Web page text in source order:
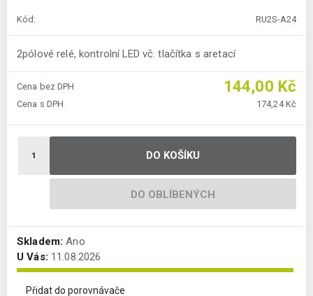
Kód: RU2S-A24
2pólové relé, kontrolní LED vč. tlačítka s aretací
Cena bez DPH 144,00 Kč
Cena s DPH 174,24 Kč
DO KOŠÍKU
DO OBLÍBENÝCH
Skladem: Ano
U Vás: 11.08.2026
Přidat do porovnávače